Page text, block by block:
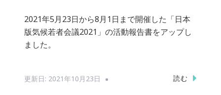
2021年5月23日から8月1日まで開催した「日本
版気候若者会議2021」の活動報告書をアップし
ました。
更新日: 2021年10月23日 読む